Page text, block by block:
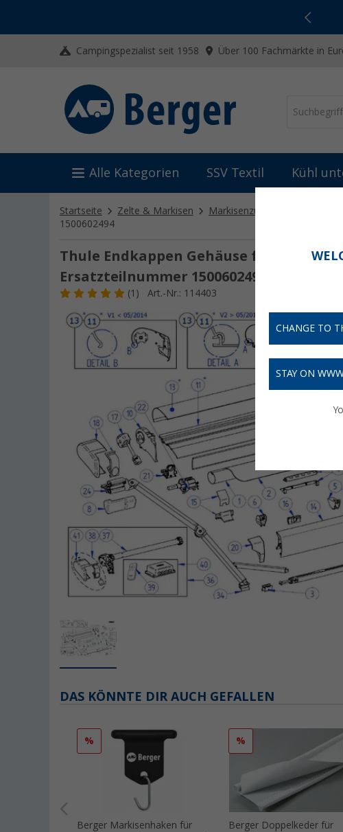
Campingspezialist seit 1958 Über 100 Fachmärkte in
Alle Kategorien SSV Textil Kühl
Startseite Zelte & Markisen Markisenzubehör
1500602494
Thule Endkappen Gehäuse für Markise
Ersatzteilnummer 1500602494
(1) Art.-Nr.: 114403
DAS KÖNNTE DIR AUCH GEFALLEN
%
Berger Markisenhaken für
%
Berger Doppelkeder für
CHANGE TO
STAY ON